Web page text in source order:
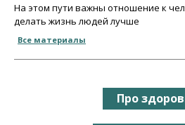
На этом пути важны отношение к
делать жизнь людей лучше
Все материалы
Про